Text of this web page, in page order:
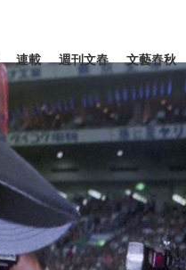
エンタメ ライフ
連載 週刊文春 文藝春秋
キーワー
グ一覧
早苗 #後藤真希 #森岡毅